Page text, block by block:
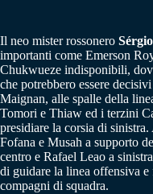
Il neo mister rossonero
importanti come Emerson
Chukwueze indisponibili,
che potrebbero essere
Maignan, alle spalle della
Tomori e Thiaw ed i terzini
presidiare la corsia di
Fofana e Musah a supporto
centro e Rafael Leao a
di guidare la linea offensiva
compagni di squadra.